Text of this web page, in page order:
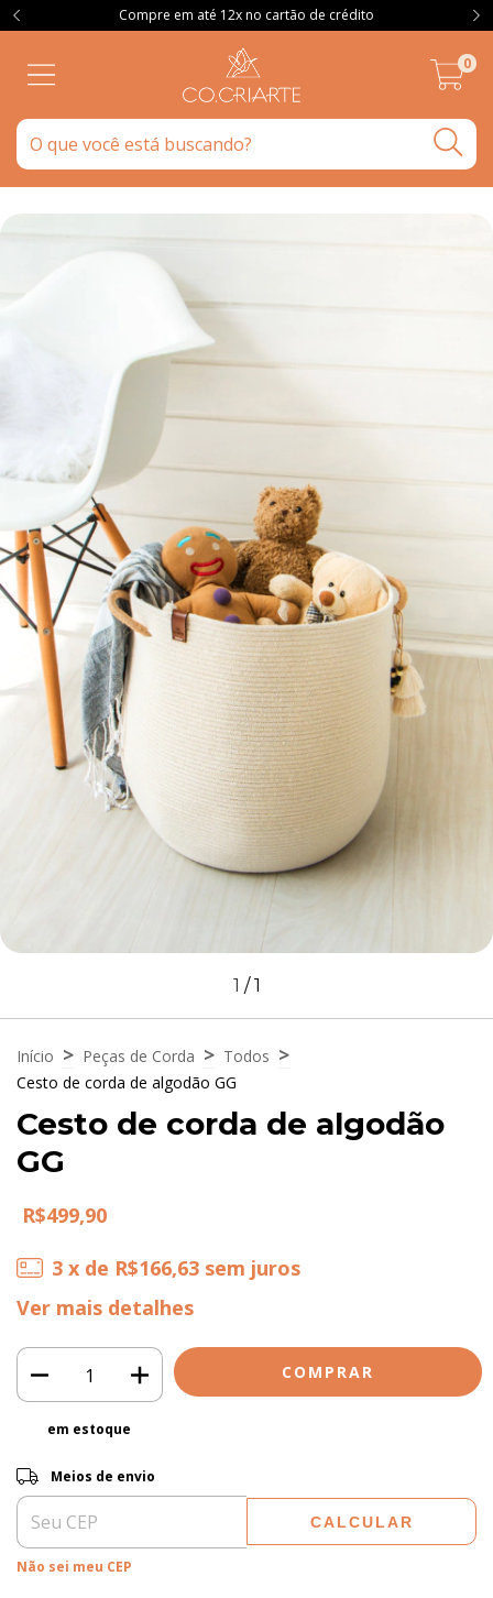
Compre em até 12x no cartão de crédito
0
1 /1
Início > Peças de Corda > Todos >
Cesto de corda de algodão GG
Cesto de corda de algodão
GG
R$499,90
3 x de R$166,63 sem juros
Ver mais detalhes
em estoque
Entregas para o CEP:
Meios de envio
CALCULAR
Não sei meu CEP